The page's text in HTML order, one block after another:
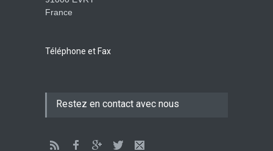
dans un monde à l’agonie
France
Téléphone et Fax
Restez en contact avec nous